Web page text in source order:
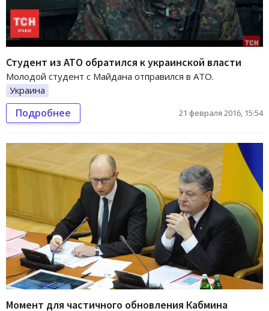
Студент из АТО обратился к украинской власти
Молодой студент с Майдана отправился в АТО.
Украина
Подробнее 21 февраля 2016, 15:54
Момент для частичного обновления Кабмина